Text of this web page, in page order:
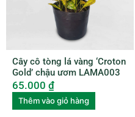
Cây cô tòng lá vàng ‘Croton
Gold’ chậu ươm LAMA003
65.000 ₫
Thêm vào giỏ hàng